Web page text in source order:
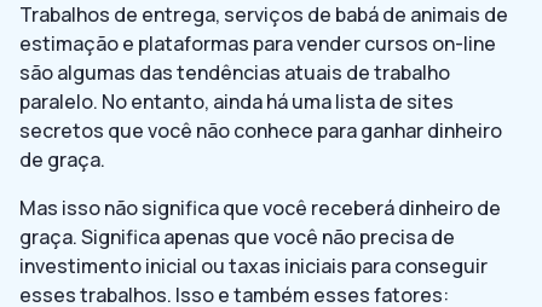
Trabalhos de entrega, serviços de babá de animais de
estimação e plataformas para vender cursos on-line
são algumas das tendências atuais de trabalho
paralelo. No entanto, ainda há uma lista de sites
secretos que você não conhece para ganhar dinheiro
de graça.
Mas isso não significa que você receberá dinheiro de
graça. Significa apenas que você não precisa de
investimento inicial ou taxas iniciais para conseguir
esses trabalhos. Isso e também esses fatores: